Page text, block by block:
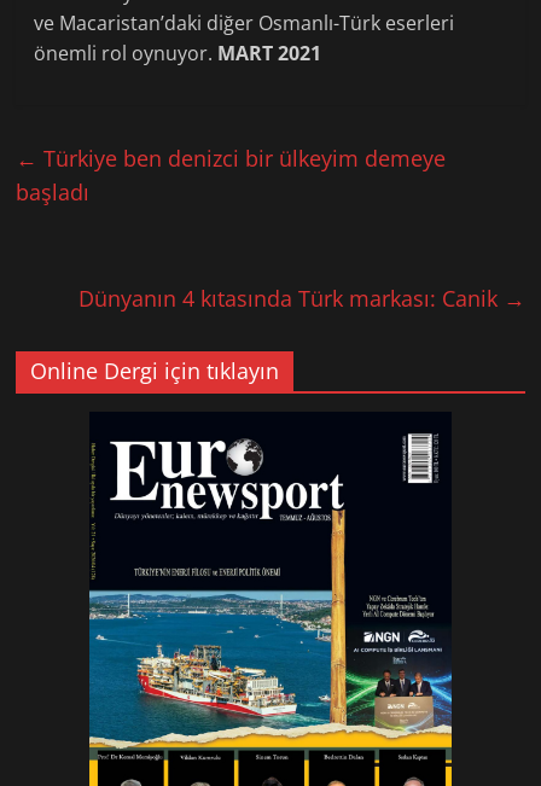
ve Macaristan’daki diğer Osmanlı-Türk eserleri
önemli rol oynuyor. MART 2021
← Türkiye ben denizci bir ülkeyim demeye
başladı
Dünyanın 4 kıtasında Türk markası: Canik →
Online Dergi için tıklayın